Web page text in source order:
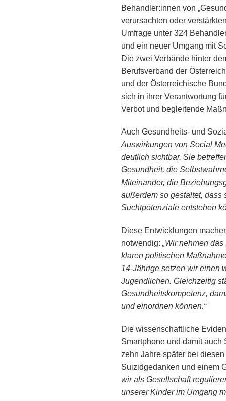
Behandler:innen von
verursachten oder
Umfrage unter 324
und ein neuer Umgang mit
Die zwei Verbände hinter
Berufsverband der
und der Österreichische
sich in ihrer Verantwortung
Verbot und begleitende
Auch Gesundheits- und
Auswirkungen von Social
deutlich sichtbar. Sie
Gesundheit, die
Miteinander, die
außerdem so gestaltet, dass
Suchtpotenziale entstehen
Diese Entwicklungen
notwendig: „Wir nehmen
klaren politischen
14-Jährige setzen wir einen
Jugendlichen. Gleichzeitig
Gesundheitskompetenz,
und einordnen können.“
Die wissenschaftliche
Smartphone und damit
zehn Jahre später bei
Suizidgedanken und einem
wir als Gesellschaft
unserer Kinder im Umgang